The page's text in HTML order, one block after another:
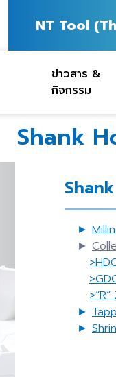
NT Tool
ข่าวสาร &
กิจกรรม
Shank
►
►
►
►